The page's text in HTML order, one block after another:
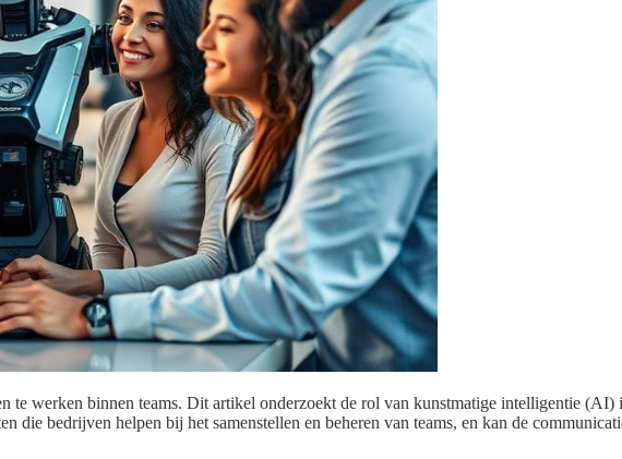
te werken binnen teams. Dit artikel onderzoekt de rol van kunstmatige intelligentie
die bedrijven helpen bij het samenstellen en beheren van teams, en kan de